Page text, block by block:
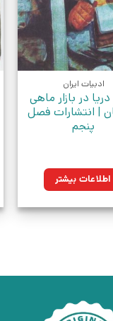
ادبیات ایران
در بازار ماهی
| انتشارات فصل
پنجم
اطلاعات بیشتر